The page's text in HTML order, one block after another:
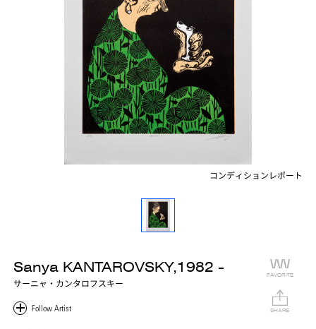
コンディションレポート
Sanya KANTAROVSKY,1982 -
サーニャ・カンタロフスキー
FAVORITE
SHARE